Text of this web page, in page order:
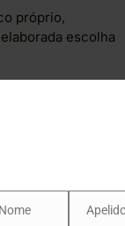
próprio,
escolha
azuis
de Mateus,
em pleno
Nome Apelido